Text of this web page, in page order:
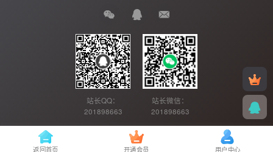
站长QQ：
201898663
站长微信：
201898663
返回首页 开通会员 用户中心